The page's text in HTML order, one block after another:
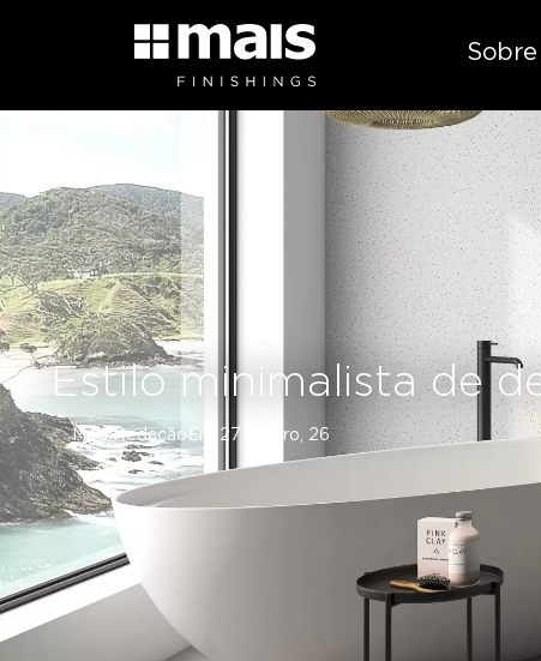
Sobre
Estilo minimalista de
Mais Redação Em 27 janeiro, 26